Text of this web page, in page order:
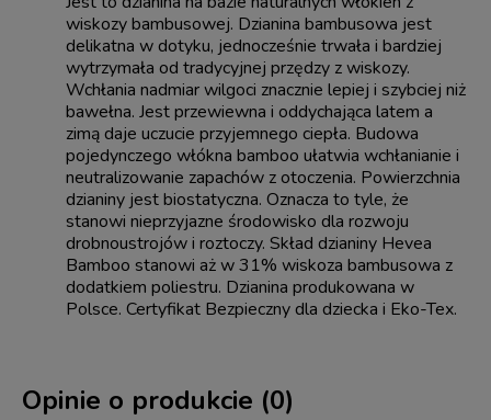
wiskozy bambusowej. Dzianina bambusowa jest
delikatna w dotyku, jednocześnie trwała i bardziej
wytrzymała od tradycyjnej przędzy z wiskozy.
Wchłania nadmiar wilgoci znacznie lepiej i szybciej niż
bawełna. Jest przewiewna i oddychająca latem a
zimą daje uczucie przyjemnego ciepła. Budowa
pojedynczego włókna bamboo ułatwia wchłanianie i
neutralizowanie zapachów z otoczenia. Powierzchnia
dzianiny jest biostatyczna. Oznacza to tyle, że
stanowi nieprzyjazne środowisko dla rozwoju
drobnoustrojów i roztoczy. Skład dzianiny Hevea
Bamboo stanowi aż w 31% wiskoza bambusowa z
dodatkiem poliestru. Dzianina produkowana w
Polsce. Certyfikat Bezpieczny dla dziecka i Eko-Tex.
Opinie o produkcie (0)